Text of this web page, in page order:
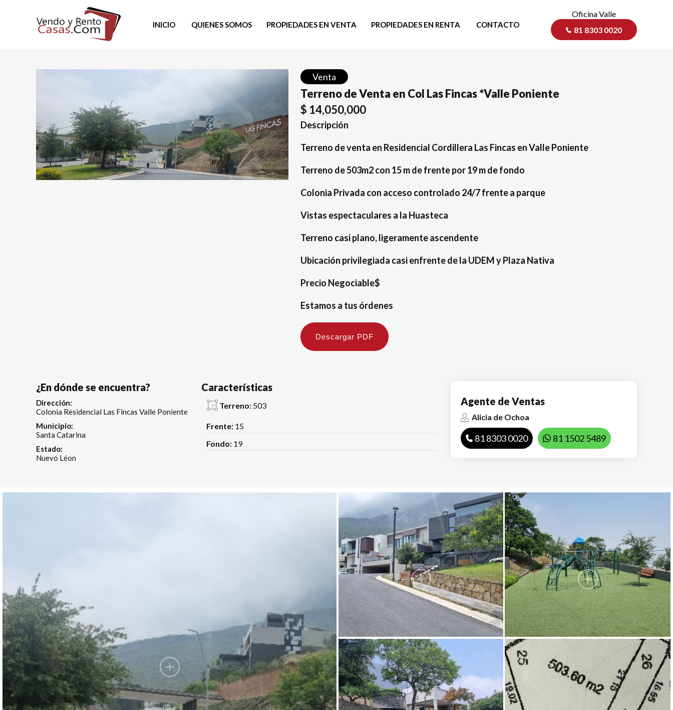
INICIO QUIENES SOMOS PROPIEDADES EN VENTA PROPIEDADES EN RENTA CONTACTO
Oficina Valle
81 8303 0020
Venta
Terreno de Venta en Col Las Fincas *Valle Poniente
$ 14,050,000
Descripción
Terreno de venta en Residencial Cordillera Las Fincas en Valle Poniente
Terreno de 503m2 con 15 m de frente por 19 m de fondo
Colonia Privada con acceso controlado 24/7 frente a parque
Vistas espectaculares a la Huasteca
Terreno casi plano, ligeramente ascendente
Ubicación privilegiada casi enfrente de la UDEM y Plaza Nativa
Precio Negociable$
Estamos a tus órdenes
Descargar PDF
¿En dónde se encuentra?
Dirección:
Colonia Residencial Las Fincas Valle Poniente
Municipio:
Santa Catarina
Estado:
Nuevo Léon
Características
Terreno: 503
Frente: 15
Fondo: 19
Agente de Ventas
Alicia de Ochoa
81 8303 0020 81 1502 5489